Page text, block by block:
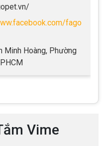
fago
Minh Hoàng, Phường
Vime